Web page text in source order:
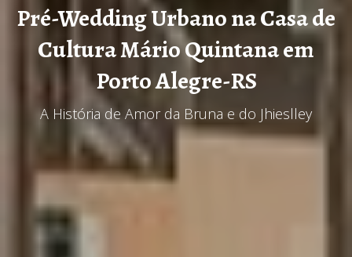
Pré-Wedding Urbano na Casa de
Cultura Mário Quintana em
Porto Alegre-RS
A História de Amor da Bruna e do Jhieslley